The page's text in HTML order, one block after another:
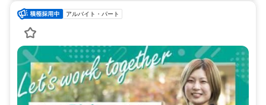
アルバイト・パート